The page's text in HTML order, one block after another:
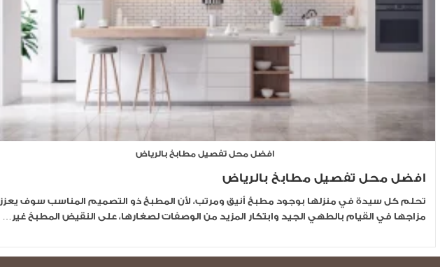
افضل محل تفصيل مطابخ بالرياض
افضل محل تفصيل مطابخ بالرياض
تحلم كل سيدة في منزلها بوجود مطبخ أنيق ومرتب، لأن المطبخ ذو التصميم المناسب سوف يعزز
مزاجها في القيام بالطهي الجيد وابتكار المزيد من الوصفات لصغارها، على النقيض المطبخ غير…